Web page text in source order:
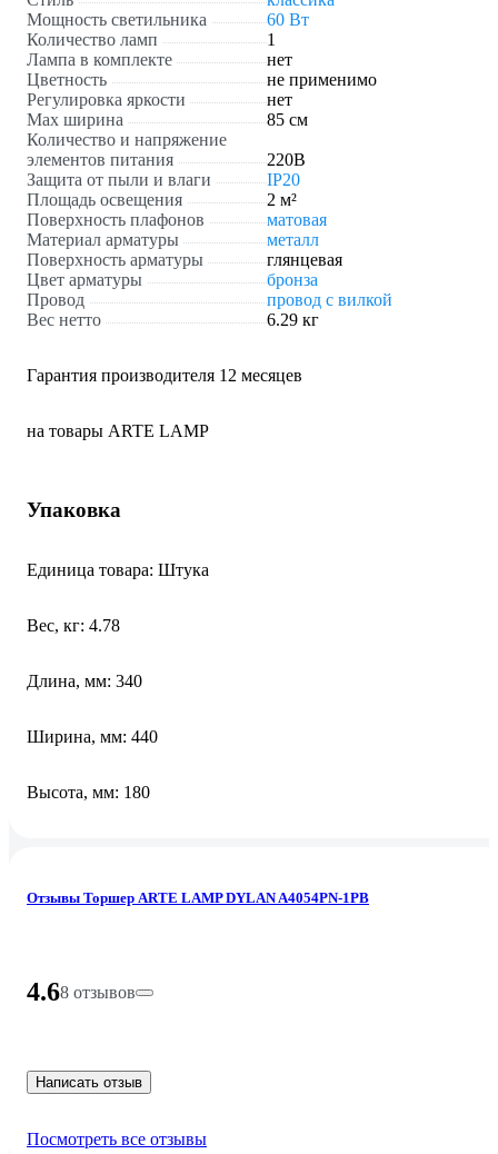
Мощность светильника
60 Вт
Количество ламп
1
Лампа в комплекте
нет
Цветность
не применимо
Регулировка яркости
нет
Max ширина
85 см
Количество и напряжение
элементов питания
220В
Защита от пыли и влаги
IP20
Площадь освещения
2 м²
Поверхность плафонов
матовая
Материал арматуры
металл
Поверхность арматуры
глянцевая
Цвет арматуры
бронза
Провод
провод с вилкой
Вес нетто
6.29 кг
Гарантия производителя 12 месяцев
на товары ARTE LAMP
Упаковка
Единица товара: Штука
Вес, кг: 4.78
Длина, мм: 340
Ширина, мм: 440
Высота, мм: 180
Отзывы Торшер ARTE LAMP DYLAN A4054PN-1PB
4.68 отзывов
Написать отзыв
Посмотреть все отзывы